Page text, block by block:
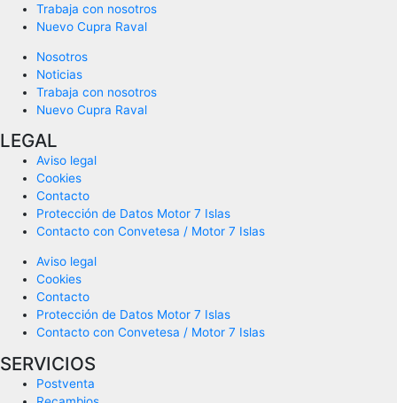
Trabaja con nosotros
Nuevo Cupra Raval
Nosotros
Noticias
Trabaja con nosotros
Nuevo Cupra Raval
LEGAL
Aviso legal
Cookies
Contacto
Protección de Datos Motor 7 Islas
Contacto con Convetesa / Motor 7 Islas
Aviso legal
Cookies
Contacto
Protección de Datos Motor 7 Islas
Contacto con Convetesa / Motor 7 Islas
SERVICIOS
Postventa